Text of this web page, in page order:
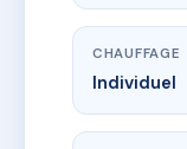
CHAUFFAGE
Individuel